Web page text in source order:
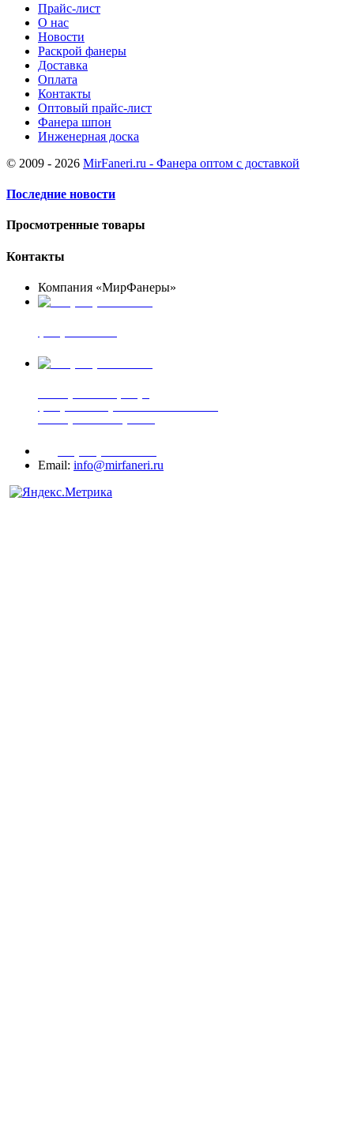
Прайс-лист
О нас
Новости
Раскрой фанеры
Доставка
Оплата
Контакты
Оптовый прайс-лист
Фанера шпон
Инженерная доска
© 2009 - 2026 MirFaneri.ru - Фанера оптом с доставкой
Последние новости
Просмотренные товары
Контакты
Компания «МирФанеры»
Email: info@mirfaneri.ru